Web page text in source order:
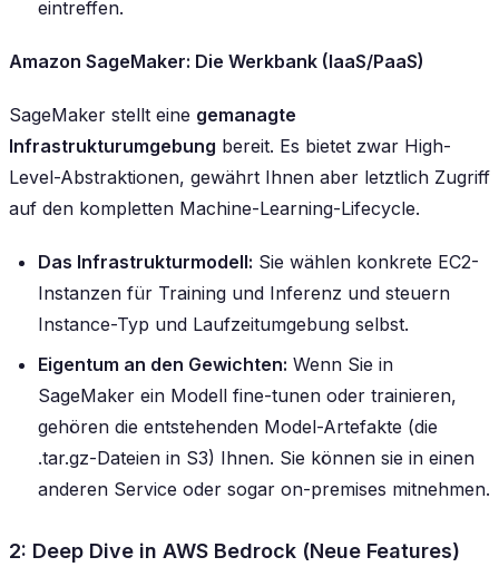
eintreffen.
Amazon SageMaker: Die Werkbank (IaaS/PaaS)
SageMaker stellt eine gemanagte
Infrastrukturumgebung bereit. Es bietet zwar High-
Level-Abstraktionen, gewährt Ihnen aber letztlich Zugriff
auf den kompletten Machine-Learning-Lifecycle.
Das Infrastrukturmodell: Sie wählen konkrete EC2-
Instanzen für Training und Inferenz und steuern
Instance-Typ und Laufzeitumgebung selbst.
Eigentum an den Gewichten: Wenn Sie in
SageMaker ein Modell fine-tunen oder trainieren,
gehören die entstehenden Model-Artefakte (die
.tar.gz-Dateien in S3) Ihnen. Sie können sie in einen
anderen Service oder sogar on-premises mitnehmen.
2: Deep Dive in AWS Bedrock (Neue Features)